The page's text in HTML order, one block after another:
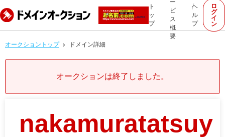
ト
ッ
プ
ー
ビ
ス
概
要
ヘ
ル
プ
ロ
グ
イ
ン
オークショントップ ドメイン詳細
オークションは終了しました。
nakamuratatsuy